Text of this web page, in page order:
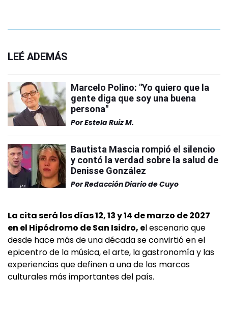
LEÉ ADEMÁS
Marcelo Polino: "Yo quiero que la
gente diga que soy una buena
persona"
PorEstela Ruiz M.
Bautista Mascia rompió el silencio
y contó la verdad sobre la salud de
Denisse González
PorRedacción Diario de Cuyo
La cita será los días 12, 13 y 14 de marzo de 2027
en el Hipódromo de San Isidro, el escenario que
desde hace más de una década se convirtió en el
epicentro de la música, el arte, la gastronomía y las
experiencias que definen a una de las marcas
culturales más importantes del país.